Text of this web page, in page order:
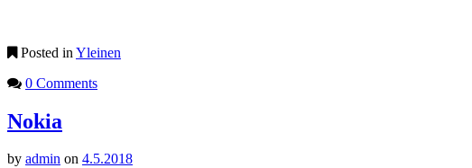
Posted in Yleinen
0 Comments
Nokia
by admin on 4.5.2018